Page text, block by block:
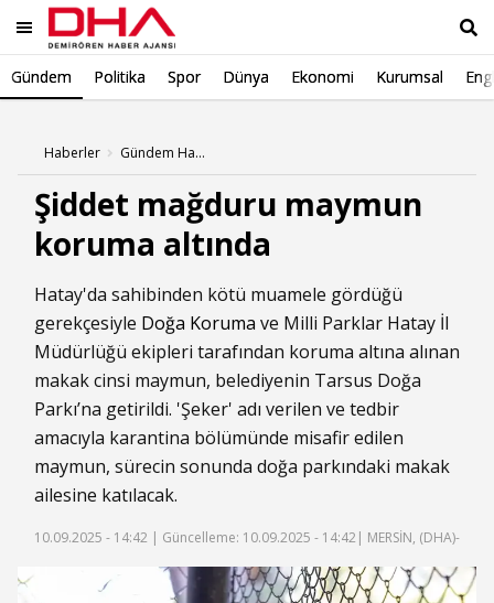
Gündem Politika Spor Dünya Ekonomi Kurumsal
Haberler Gündem Haberleri
Şiddet mağduru maymun
koruma altında
Hatay'da sahibinden kötü muamele gördüğü
gerekçesiyle Doğa Koruma ve Milli Parklar Hatay İl
Müdürlüğü ekipleri tarafından koruma altına alınan
makak cinsi maymun, belediyenin Tarsus Doğa
Parkı’na getirildi. 'Şeker' adı verilen ve tedbir
amacıyla karantina bölümünde misafir edilen
maymun, sürecin sonunda doğa parkındaki makak
ailesine katılacak.
10.09.2025 - 14:42 | Güncelleme: 10.09.2025 - 14:42 | MERSİN, (DHA)-